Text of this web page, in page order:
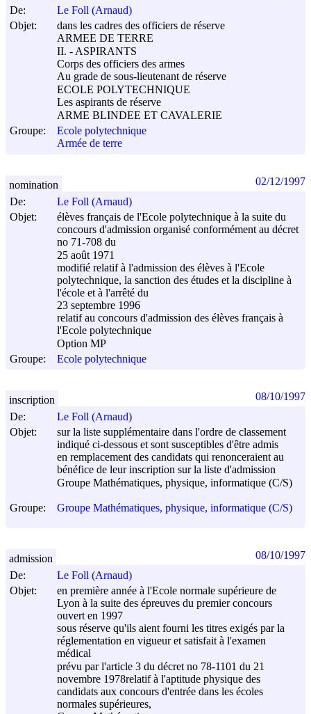
De:
Le Foll (Arnaud)
Objet:
dans les cadres des officiers de réserve
ARMEE DE TERRE
II. - ASPIRANTS
Corps des officiers des armes
Au grade de sous-lieutenant de réserve
ECOLE POLYTECHNIQUE
Les aspirants de réserve
ARME BLINDEE ET CAVALERIE
Groupe:
Ecole polytechnique
Armée de terre
De:
Le Foll (Arnaud)
Objet:
élèves français de l'Ecole polytechnique à la suite du
concours d'admission organisé conformément au décret
no 71-708 du
25 août 1971
modifié relatif à l'admission des élèves à l'Ecole
polytechnique, la sanction des études et la discipline à
l'école et à l'arrêté du
23 septembre 1996
relatif au concours d'admission des élèves français à
l'Ecole polytechnique
Option MP
Groupe:
Ecole polytechnique
nomination 02/12/1997
De:
Le Foll (Arnaud)
Objet:
sur la liste supplémentaire dans l'ordre de classement
indiqué ci-dessous et sont susceptibles d'être admis
en remplacement des candidats qui renonceraient au
bénéfice de leur inscription sur la liste d'admission
Groupe Mathématiques, physique, informatique (C/S)
Groupe: Groupe Mathématiques, physique, informatique (C/S)
inscription 08/10/1997
De:
Le Foll (Arnaud)
Objet:
en première année à l'Ecole normale supérieure de
Lyon à la suite des épreuves du premier concours
ouvert en 1997
sous réserve qu'ils aient fourni les titres exigés par la
réglementation en vigueur et satisfait à l'examen
médical
prévu par l'article 3 du décret no 78-1101 du 21
novembre 1978relatif à l'aptitude physique des
candidats aux concours d'entrée dans les écoles
normales supérieures,
admission 08/10/1997